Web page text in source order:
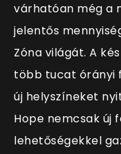
várhatóan még a
jelentős
Zóna világát. A
több tucat órányi
új helyszíneket
Hope nemcsak új
lehetőségekkel